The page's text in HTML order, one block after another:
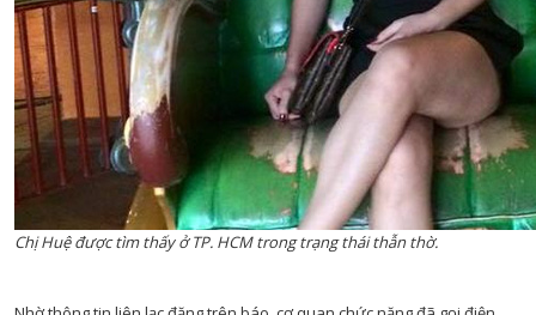
Chị Huệ được tìm thấy ở TP. HCM trong trạng thái thẫn thờ.